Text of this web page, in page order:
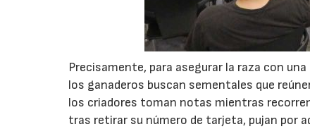
Precisamente, para asegurar la raza con
los ganaderos buscan sementales que
los criadores toman notas mientras
tras retirar su número de tarjeta, pujan por